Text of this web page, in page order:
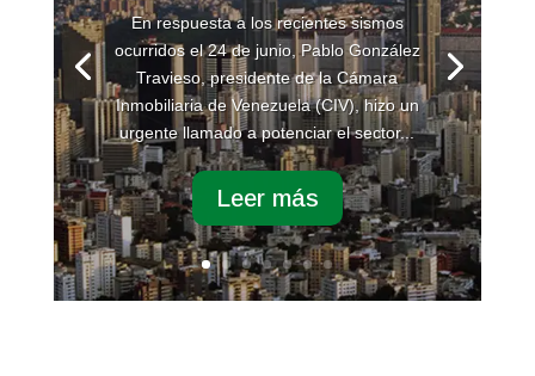
En respuesta a los recientes sismos
ocurridos el 24 de junio, Pablo González
Travieso, presidente de la Cámara
Inmobiliaria de Venezuela (CIV), hizo un
urgente llamado a potenciar el sector...
Leer más